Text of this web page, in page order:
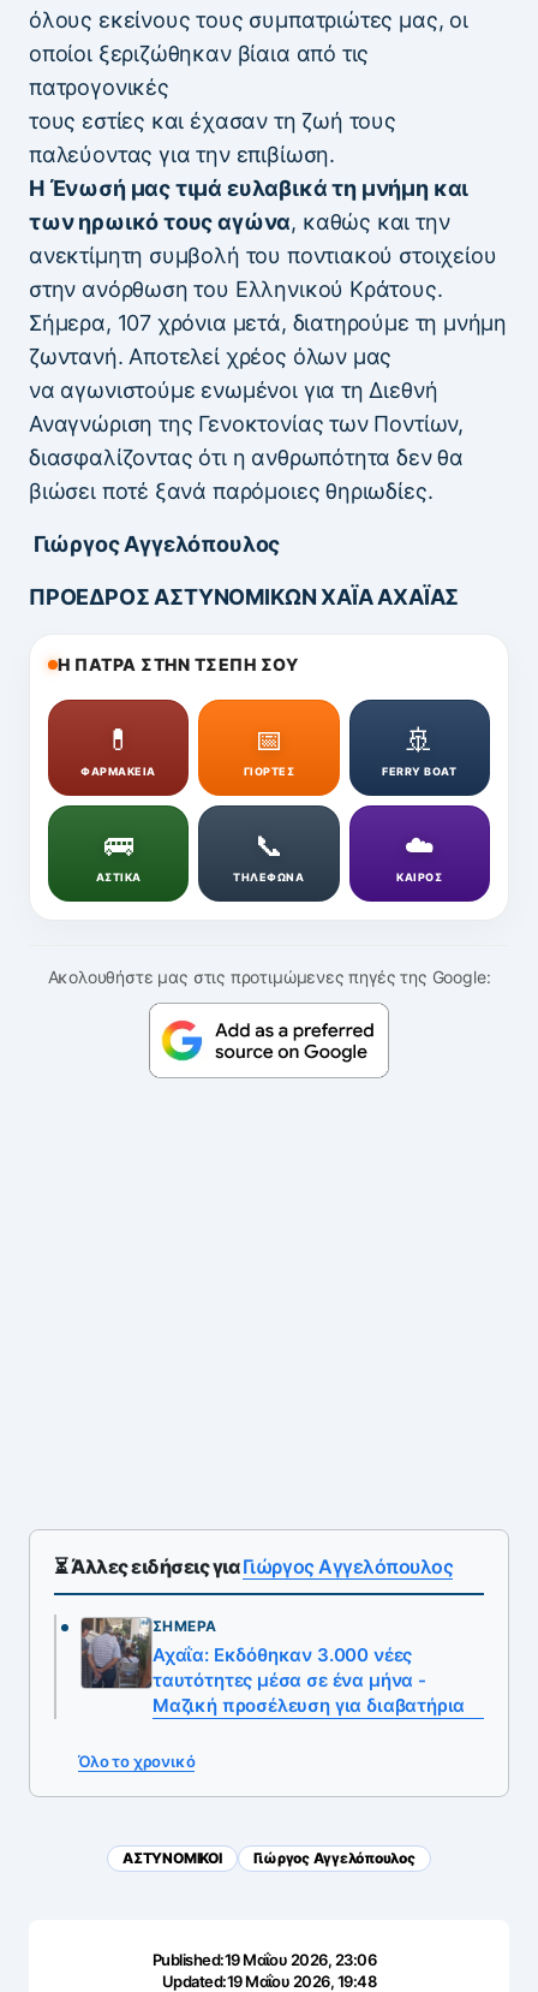
όλους εκείνους τους συμπατριώτες μας, οι
οποίοι ξεριζώθηκαν βίαια από τις
πατρογονικές
τους εστίες και έχασαν τη ζωή τους
παλεύοντας για την επιβίωση.
Η Ένωσή μας τιμά ευλαβικά τη μνήμη και
των ηρωικό τους αγώνα, καθώς και την
ανεκτίμητη συμβολή του ποντιακού στοιχείου
στην ανόρθωση του Ελληνικού Κράτους.
Σήμερα, 107 χρόνια μετά, διατηρούμε τη μνήμη
ζωντανή. Αποτελεί χρέος όλων μας
να αγωνιστούμε ενωμένοι για τη Διεθνή
Αναγνώριση της Γενοκτονίας των Ποντίων,
διασφαλίζοντας ότι η ανθρωπότητα δεν θα
βιώσει ποτέ ξανά παρόμοιες θηριωδίες.
Γιώργος Αγγελόπουλος
ΠΡΟΕΔΡΟΣ ΑΣΤΥΝΟΜΙΚΩΝ ΧΑΪΑ ΑΧΑΪΑΣ
Η ΠΑΤΡΑ ΣΤΗΝ ΤΣΕΠΗ ΣΟΥ
💊
ΦΑΡΜΑΚΕΙΑ
📅
ΓΙΟΡΤΕΣ
🚢
FERRY BOAT
🚌
ΑΣΤΙΚΑ
📞
ΤΗΛΕΦΩΝΑ
☁️
ΚΑΙΡΟΣ
Ακολουθήστε μας στις προτιμώμενες πηγές της Google:
⏳ Άλλες ειδήσεις γιαΓιώργος Αγγελόπουλος
ΣΉΜΕΡΑ
Αχαΐα: Εκδόθηκαν 3.000 νέες
ταυτότητες μέσα σε ένα μήνα -
Μαζική προσέλευση για διαβατήρια
Όλο το χρονικό
ΑΣΤΥΝΟΜΙΚΟΙ Γιώργος Αγγελόπουλος
Published:19 Μαΐου 2026, 23:06
Updated:19 Μαΐου 2026, 19:48